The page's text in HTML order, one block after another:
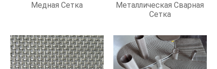
Медная Сетка
Металлическая Сварная
Сетка